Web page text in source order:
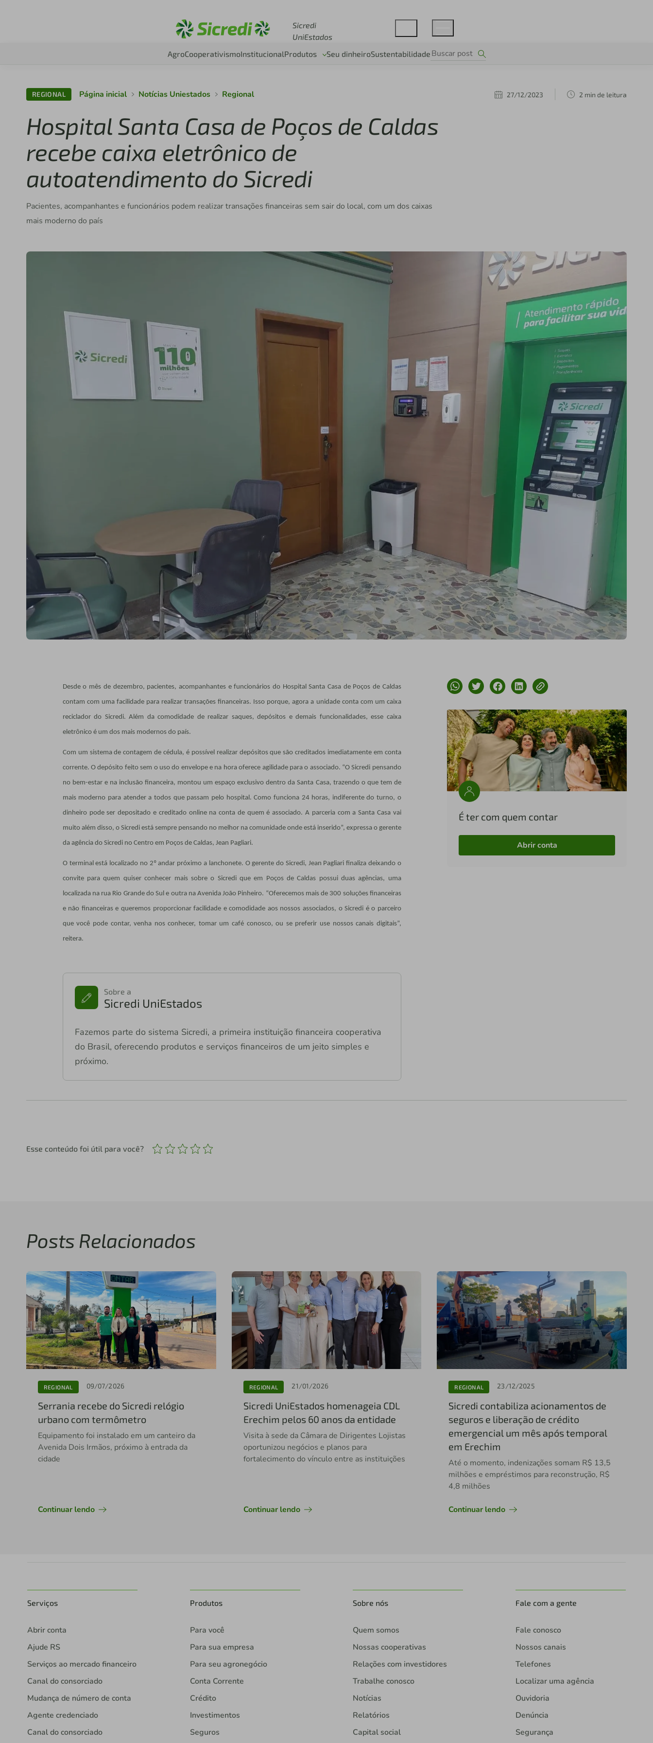
Sicredi
UniEstados
AgroCooperativismoInstitucionalProdutos Seu dinheiroSustentabilidade
REGIONAL Página inicial Notícias Uniestados Regional 27/12/2023 2 min de leitura
Hospital Santa Casa de Poços de Caldas
recebe caixa eletrônico de
autoatendimento do Sicredi
Pacientes, acompanhantes e funcionários podem realizar transações financeiras sem sair do local, com um dos caixas
mais moderno do país
Desde o mês de dezembro, pacientes, acompanhantes e funcionários do Hospital Santa Casa de Poços de Caldas
contam com uma facilidade para realizar transações financeiras. Isso porque, agora a unidade conta com um caixa
reciclador do Sicredi. Além da comodidade de realizar saques, depósitos e demais funcionalidades, esse caixa
eletrônico é um dos mais modernos do país.
Com um sistema de contagem de cédula, é possível realizar depósitos que são creditados imediatamente em conta
corrente. O depósito feito sem o uso do envelope e na hora oferece agilidade para o associado. “O Sicredi pensando
no bem-estar e na inclusão financeira, montou um espaço exclusivo dentro da Santa Casa, trazendo o que tem de
mais moderno para atender a todos que passam pelo hospital. Como funciona 24 horas, indiferente do turno, o
dinheiro pode ser depositado e creditado online na conta de quem é associado. A parceria com a Santa Casa vai
muito além disso, o Sicredi está sempre pensando no melhor na comunidade onde está inserido”, expressa o gerente
da agência do Sicredi no Centro em Poços de Caldas, Jean Pagliari.
O terminal está localizado no 2º andar próximo a lanchonete. O gerente do Sicredi, Jean Pagliari finaliza deixando o
convite para quem quiser conhecer mais sobre o Sicredi que em Poços de Caldas possui duas agências, uma
localizada na rua Rio Grande do Sul e outra na Avenida João Pinheiro. “Oferecemos mais de 300 soluções financeiras
e não financeiras e queremos proporcionar facilidade e comodidade aos nossos associados, o Sicredi é o parceiro
que você pode contar, venha nos conhecer, tomar um café conosco, ou se preferir use nossos canais digitais”,
reitera.
Sobre a
Sicredi UniEstados
Fazemos parte do sistema Sicredi, a primeira instituição financeira cooperativa
do Brasil, oferecendo produtos e serviços financeiros de um jeito simples e
próximo.
É ter com quem contar
Abrir conta
Esse conteúdo foi útil para você?
Posts Relacionados
REGIONAL 09/07/2026
Serrania recebe do Sicredi relógio
urbano com termômetro
Equipamento foi instalado em um canteiro da
Avenida Dois Irmãos, próximo à entrada da
cidade
Continuar lendo
REGIONAL 21/01/2026
Sicredi UniEstados homenageia CDL
Erechim pelos 60 anos da entidade
Visita à sede da Câmara de Dirigentes Lojistas
oportunizou negócios e planos para
fortalecimento do vínculo entre as instituições
Continuar lendo
REGIONAL 23/12/2025
Sicredi contabiliza acionamentos de
seguros e liberação de crédito
emergencial um mês após temporal
em Erechim
Até o momento, indenizações somam R$ 13,5
milhões e empréstimos para reconstrução, R$
4,8 milhões
Continuar lendo
Serviços
Abrir conta
Ajude RS
Serviços ao mercado financeiro
Canal do consorciado
Mudança de número de conta
Agente credenciado
Canal do consorciado
Produtos
Para você
Para sua empresa
Para seu agronegócio
Conta Corrente
Crédito
Investimentos
Seguros
Sobre nós
Quem somos
Nossas cooperativas
Relações com investidores
Trabalhe conosco
Notícias
Relatórios
Capital social
Fale com a gente
Fale conosco
Nossos canais
Telefones
Localizar uma agência
Ouvidoria
Denúncia
Segurança